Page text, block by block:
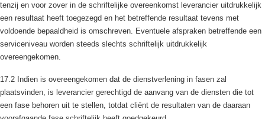
tenzij en voor zover in de schriftelijke overeenkomst leverancier uitdrukkelijk
een resultaat heeft toegezegd en het betreffende resultaat tevens met
voldoende bepaaldheid is omschreven. Eventuele afspraken betreffende een
serviceniveau worden steeds slechts schriftelijk uitdrukkelijk
overeengekomen.
17.2 Indien is overeengekomen dat de dienstverlening in fasen zal
plaatsvinden, is leverancier gerechtigd de aanvang van de diensten die tot
een fase behoren uit te stellen, totdat cliënt de resultaten van de daaraan